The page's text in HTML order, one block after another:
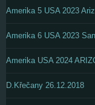
Amerika 5 USA 2023
Amerika 6 USA 2023
Amerika USA 2024
D.Křečany 26.12.2018